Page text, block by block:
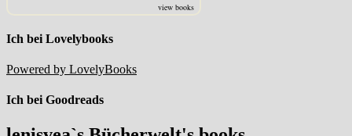
view books
Ich bei Lovelybooks
Powered by LovelyBooks
Ich bei Goodreads